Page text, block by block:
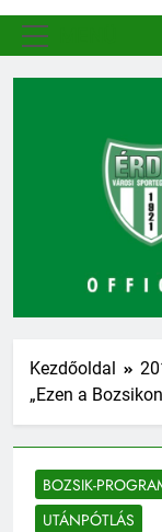
Kezdőoldal
„Ezen a
BOZSIK-
UTÁNPÓTLÁS